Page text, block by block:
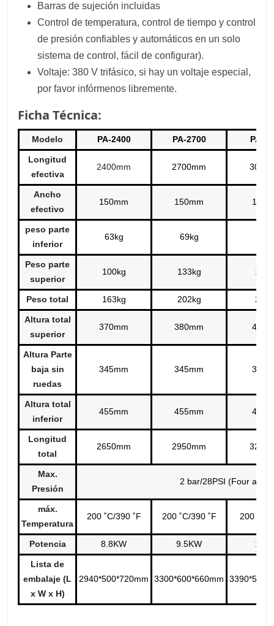
Barras de sujeción incluidas
Control de temperatura, control de tiempo y control
de presión confiables y automáticos en un solo
sistema de control, fácil de configurar).
Voltaje: 380 V trifásico, si hay un voltaje especial,
por favor infórmenos libremente.
Ficha Técnica:
Modelo PA-2400 PA-2700 PA-
Longitud
efectiva
2400mm 2700mm
Ancho
efectivo
150mm 150mm
peso parte
inferior
63kg 69kg
Peso parte
superior
100kg 133kg
Peso total 163kg 202kg
Altura total
superior
370mm 380mm
Altura Parte
baja sin
ruedas
345mm 345mm
Altura total
inferior
455mm 455mm
Longitud
total
2650mm 2950mm
Max.
Presión
2 bar/28PSI (Four
máx.
Temperatura
200 ˚C/390 ˚F 200 ˚C/390 ˚F 200 ˚C/
Potencia 8.8KW 9.5KW
Lista de
embalaje (L
x W x H)
2940*500*720mm 3300*600*660mm